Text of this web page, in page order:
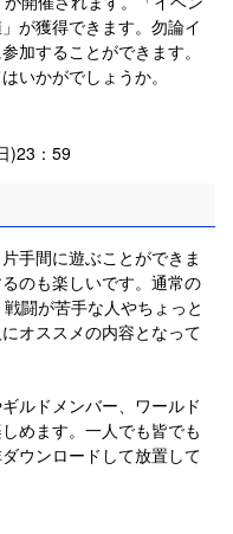
が獲得できます。勿論イ
加することができます。
いかがでしょうか。
)23：59
手間に遊ぶことができま
のも楽しいです。通常の
闘が苦手な人やちょっと
オススメの内容となって
ルドメンバー、ワールド
めます。一人でも皆でも
ウンロードして放置して